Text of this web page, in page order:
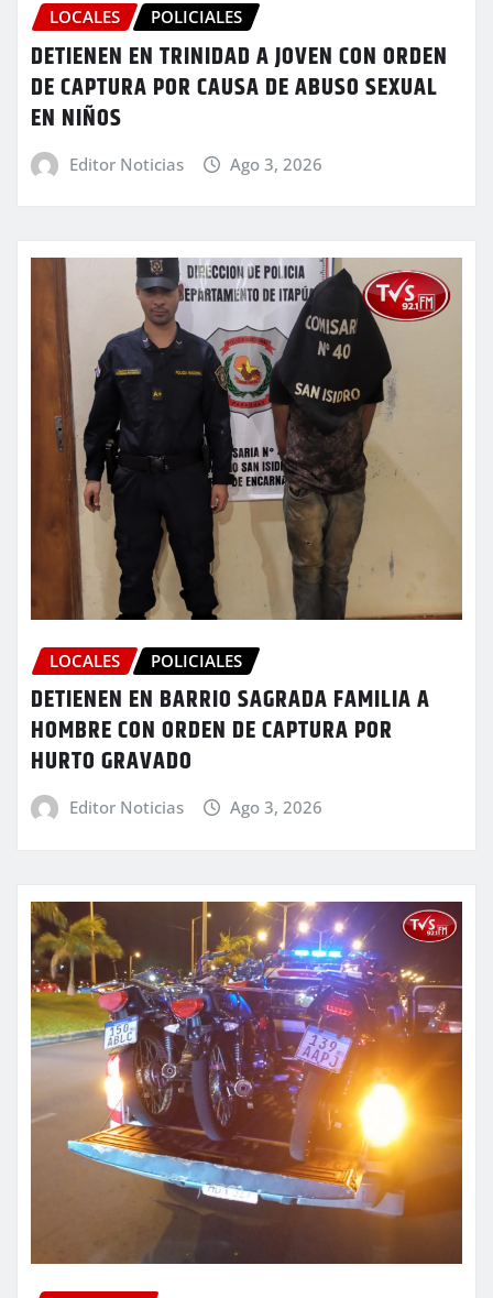
LOCALES POLICIALES
DETIENEN EN TRINIDAD A JOVEN CON ORDEN
DE CAPTURA POR CAUSA DE ABUSO SEXUAL
EN NIÑOS
Editor Noticias Ago 3, 2026
LOCALES POLICIALES
DETIENEN EN BARRIO SAGRADA FAMILIA A
HOMBRE CON ORDEN DE CAPTURA POR
HURTO GRAVADO
Editor Noticias Ago 3, 2026